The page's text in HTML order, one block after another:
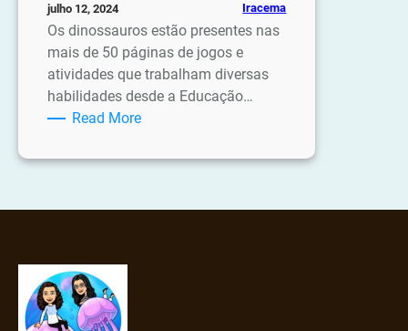
julho 12, 2024 Iracema
Os dinossauros estão presentes nas
mais de 50 páginas de jogos e
atividades que trabalham diversas
habilidades desde a Educação…
Read More:
Dinossauros